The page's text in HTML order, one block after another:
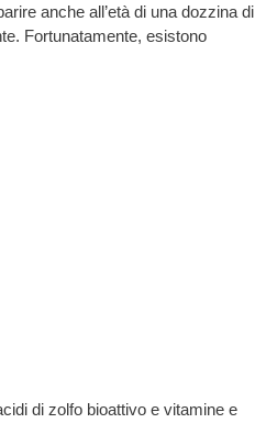
anche all’età di una dozzina di
Fortunatamente, esistono
di zolfo bioattivo e vitamine e